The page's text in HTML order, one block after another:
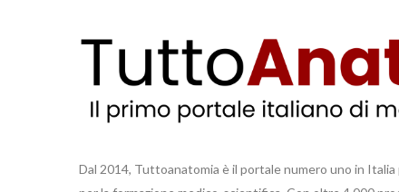
Dal 2014, Tuttoanatomia è il portale numero uno in